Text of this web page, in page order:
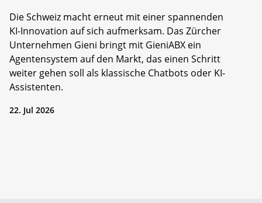
Die Schweiz macht erneut mit einer spannenden
KI-Innovation auf sich aufmerksam. Das Zürcher
Unternehmen Gieni bringt mit GieniABX ein
Agentensystem auf den Markt, das einen Schritt
weiter gehen soll als klassische Chatbots oder KI-
Assistenten.
22. Jul 2026